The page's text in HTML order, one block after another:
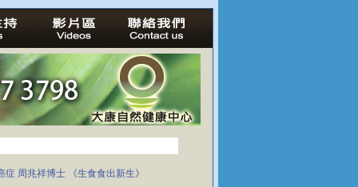
症 周兆祥博士 《生食食出新生》